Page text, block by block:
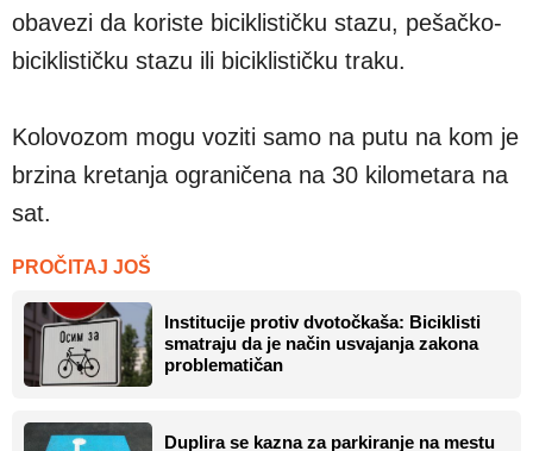
obavezi da koriste biciklističku stazu, pešačko-
biciklističku stazu ili biciklističku traku.
Kolovozom mogu voziti samo na putu na kom je
brzina kretanja ograničena na 30 kilometara na
sat.
PROČITAJ JOŠ
Institucije protiv dvotočkaša: Biciklisti
smatraju da je način usvajanja zakona
problematičan
Duplira se kazna za parkiranje na mestu